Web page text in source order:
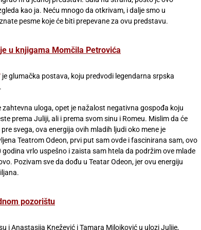
kao ja. Neću mnogo da otkrivam, i dalje smo u
pesme koje će biti prepevane za ovu predstavu.
u knjigama Momčila Petrovića
je glumačka postava, koju predvodi legendarna srpska
uloga, opet je nažalost negativna gospođa koju
prema Juliji, ali i prema svom sinu i Romeu. Mislim da će
svega, ova energija ovih mladih ljudi oko mene je
Teatrom Odeon, prvi put sam ovde i fascinirana sam, ovo
vrlo uspešno i zaista sam htela da podržim ove mlade
Pozivam sve da dođu u Teatar Odeon, jer ovu energiju
pozorištu
i Anastasija Knežević i Tamara Milojković u ulozi Julije,